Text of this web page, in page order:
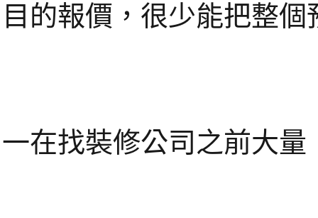
目的報價，很少能把整
一在找裝修公司之前大量